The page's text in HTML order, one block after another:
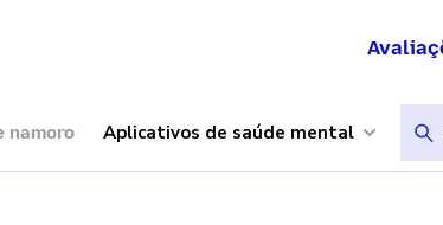
namoro Aplicativos de saúde mental